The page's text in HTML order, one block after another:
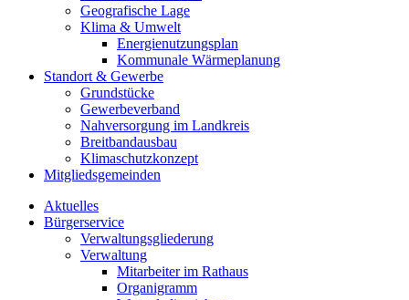
Geografische Lage
Klima & Umwelt
Energienutzungsplan
Kommunale Wärmeplanung
Standort & Gewerbe
Grundstücke
Gewerbeverband
Nahversorgung im Landkreis
Breitbandausbau
Klimaschutzkonzept
Mitgliedsgemeinden
Aktuelles
Bürgerservice
Verwaltungsgliederung
Verwaltung
Mitarbeiter im Rathaus
Organigramm